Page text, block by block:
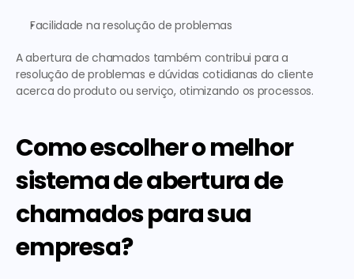
Facilidade na resolução de problemas
A abertura de chamados também contribui para a
resolução de problemas e dúvidas cotidianas do cliente
acerca do produto ou serviço, otimizando os processos.
Como escolher o melhor
sistema de abertura de
chamados para sua
empresa?